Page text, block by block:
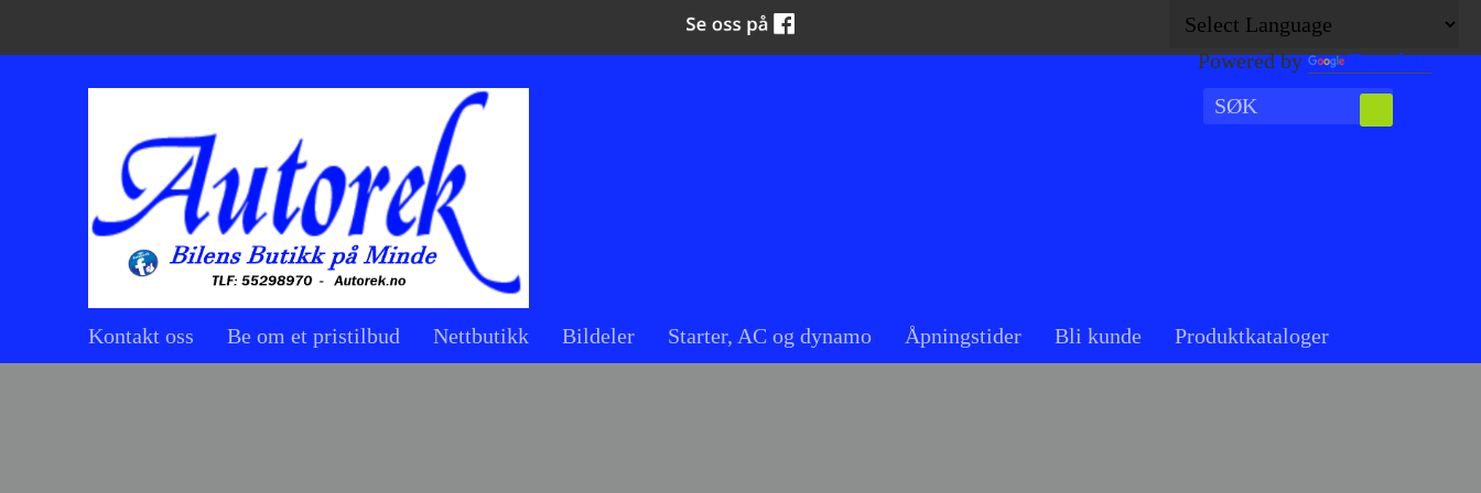
Kontakt oss Be om et pristilbud Nettbutikk Bildeler Starter, AC og dynamo Åpningstider Bli kunde Produktkataloger
Powered by Translate